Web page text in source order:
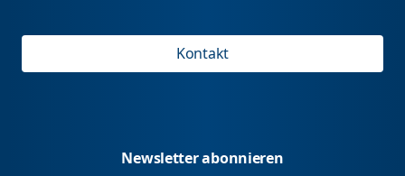
Kontakt
Newsletter abonnieren